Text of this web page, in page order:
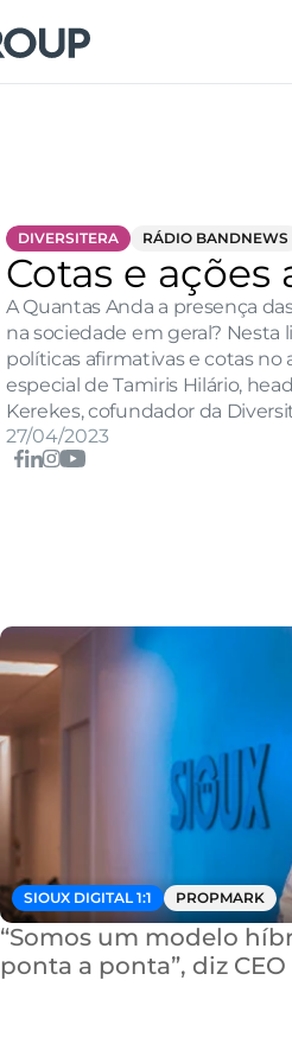
DIVERSITERA RÁDIO BANDNEWS
Cotas e ações
A Quantas Anda a presença
na sociedade em geral? Nesta
políticas afirmativas e cotas
especial de Tamiris Hilário,
Kerekes, cofundador da
27/04/2023
SIOUX DIGITAL 1:1 PROPMARK
“Somos um modelo
ponta a ponta”, diz